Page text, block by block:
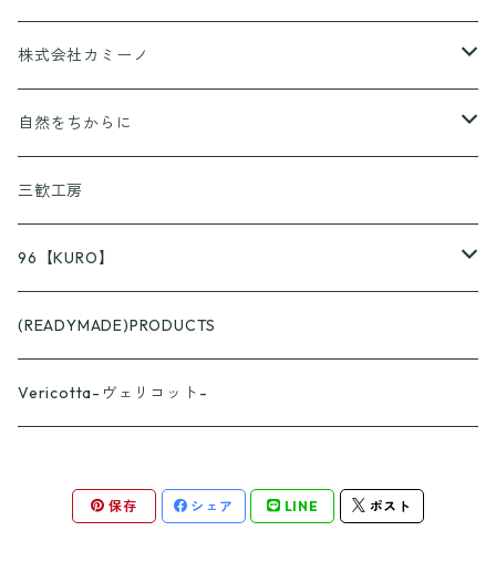
香りとあそぼ♪
京ころん
株式会社カミーノ
PAPLUS
自然をちからに
KUSURASHI
三歓工房
96【KURO】
つやつや
スプーン
ざらざら
フォーク
おくりものパッケージ
(READYMADE)PRODUCTS
Vericotta-ヴェリコット-
保存 シェア LINE ポスト